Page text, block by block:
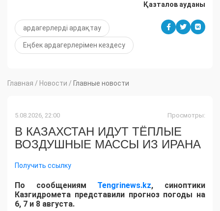
Қазталов ауданы
ардагерлерді ардақтау
Еңбек ардагерлерімен кездесу
Главная / Новости / Главные новости
5.08.2026, 22:00 Просмотры:
В КАЗАХСТАН ИДУТ ТЁПЛЫЕ
ВОЗДУШНЫЕ МАССЫ ИЗ ИРАНА
Получить ссылку
По сообщениям Tengrinews.kz, синоптики
Казгидромета представили прогноз погоды на
6, 7 и 8 августа.